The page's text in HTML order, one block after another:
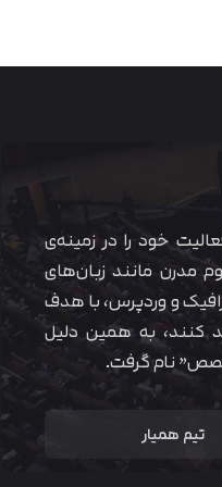
آموزشی همیار آکادمی از سال ۱۳۹۰ فعالیت خود را در زمینه‌ی
مدرن مانند زبان‌های
و وردپرس، با هدف
کنند، به همین دلیل
نام گرفت.
تیم همیار
متوجه شدم